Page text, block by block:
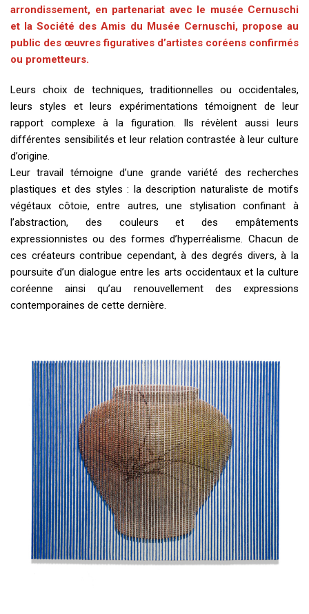
arrondissement, en partenariat avec le musée Cernuschi
et la Société des Amis du Musée Cernuschi, propose au
public des œuvres figuratives d’artistes coréens confirmés
ou prometteurs.
Leurs choix de techniques, traditionnelles ou occidentales,
leurs styles et leurs expérimentations témoignent de leur
rapport complexe à la figuration. Ils révèlent aussi leurs
différentes sensibilités et leur relation contrastée à leur culture
d’origine.
Leur travail témoigne d’une grande variété des recherches
plastiques et des styles : la description naturaliste de motifs
végétaux côtoie, entre autres, une stylisation confinant à
l’abstraction, des couleurs et des empâtements
expressionnistes ou des formes d’hyperréalisme. Chacun de
ces créateurs contribue cependant, à des degrés divers, à la
poursuite d’un dialogue entre les arts occidentaux et la culture
coréenne ainsi qu’au renouvellement des expressions
contemporaines de cette dernière.